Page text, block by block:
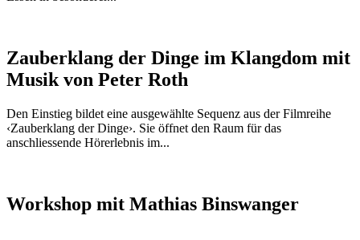
Zauberklang der Dinge im Klangdom mit
Musik von Peter Roth
Den Einstieg bildet eine ausgewählte Sequenz aus der Filmreihe
‹Zauberklang der Dinge›. Sie öffnet den Raum für das
anschliessende Hörerlebnis im...
Workshop mit Mathias Binswanger